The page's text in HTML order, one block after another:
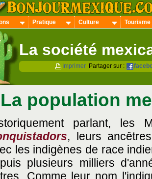
Pratique Culture Tourisme
La société
Imprimer Partager sur :
La population
parlant, les
, leurs
les indigènes de race
plusieurs milliers
Comme leur nom